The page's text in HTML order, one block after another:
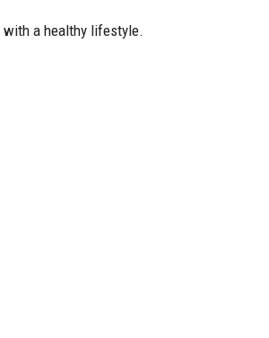
with a healthy lifestyle.